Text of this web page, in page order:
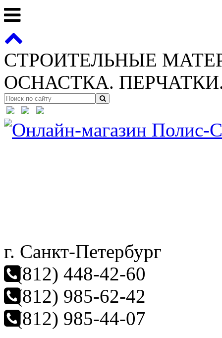
СТРОИТЕЛЬНЫЕ
ОСНАСТКА.
г. Санкт-Петербург
(812) 448-42-60
(812) 985-62-42
(812) 985-44-07